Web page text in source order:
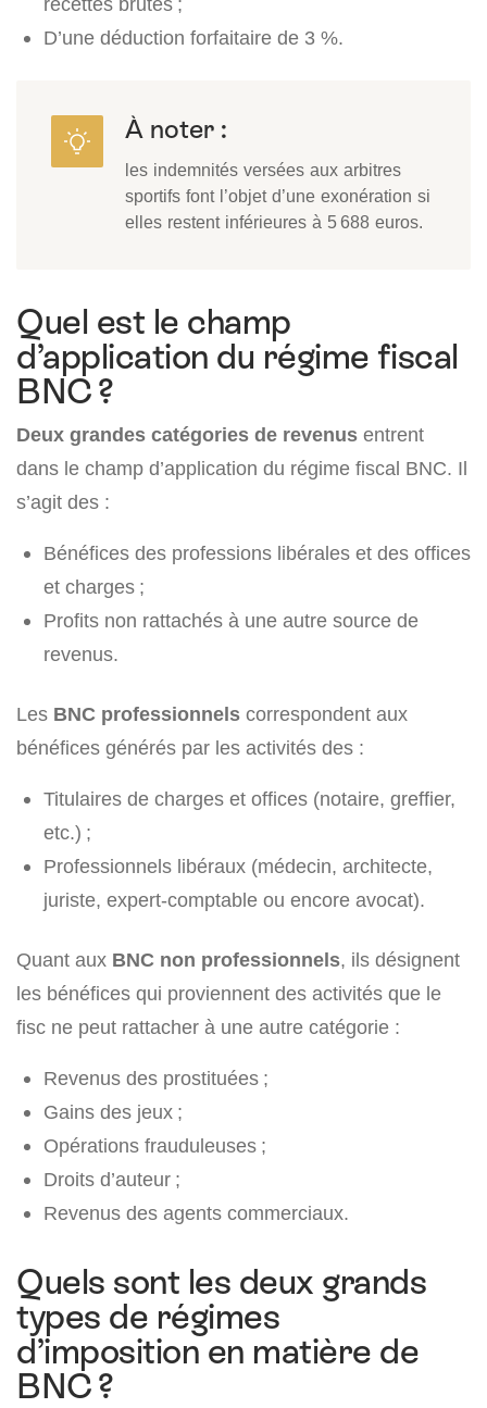
D’une déduction forfaitaire de 3 %.
À noter :
les indemnités versées aux arbitres
sportifs font l’objet d’une exonération si
elles restent inférieures à 5 688 euros.
Quel est le champ
d’application du régime fiscal
BNC ?
Deux grandes catégories de revenus entrent
dans le champ d’application du régime fiscal BNC. Il
s’agit des :
Bénéfices des professions libérales et des offices
et charges ;
Profits non rattachés à une autre source de
revenus.
Les BNC professionnels correspondent aux
bénéfices générés par les activités des :
Titulaires de charges et offices (notaire, greffier,
etc.) ;
Professionnels libéraux (médecin, architecte,
juriste, expert-comptable ou encore avocat).
Quant aux BNC non professionnels, ils désignent
les bénéfices qui proviennent des activités que le
fisc ne peut rattacher à une autre catégorie :
Revenus des prostituées ;
Gains des jeux ;
Opérations frauduleuses ;
Droits d’auteur ;
Revenus des agents commerciaux.
Quels sont les deux grands
types de régimes
d’imposition en matière de
BNC ?